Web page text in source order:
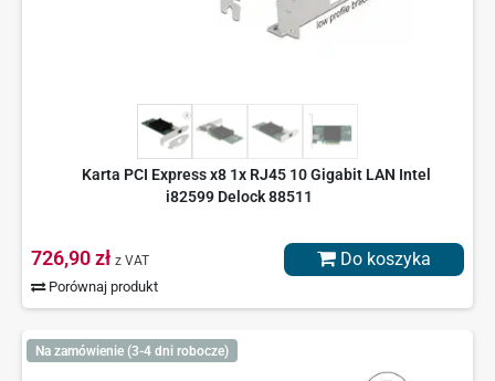
Karta PCI Express x8 1x RJ45 10 Gigabit LAN Intel
i82599 Delock 88511
726,90 zł z VAT
Porównaj produkt
Do koszyka
Na zamówienie (3-4 dni robocze)